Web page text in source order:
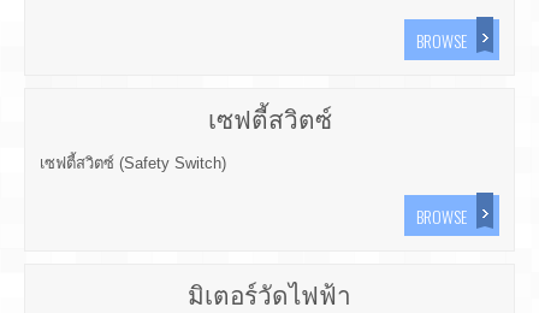
BROWSE
เซฟตี้สวิตซ์
เซฟตี้สวิตซ์ (Safety Switch)
BROWSE
มิเตอร์วัดไฟฟ้า